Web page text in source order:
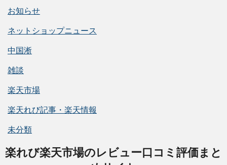
お知らせ
ネットショップニュース
中国淅
雑談
楽天市場
楽天れび記事・楽天情報
未分類
楽れび楽天市場のレビュー口コミ評価まと